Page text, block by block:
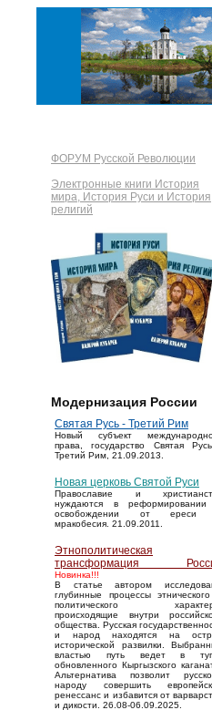
ФОРУМ Русской Революции
Электронные книги История
мира, История Руси и История
религий
Модернизация России
Святая Русь - Третий Рим
Новый субъект
права, государство Святая
Третий Рим, 21.09.2013.
Новая церковь Святой Руси
Православие и
нуждаются в
освобождении от ереси
мракобесия. 21.09.2011.
Этнополитическая
трансформация
Новинка!!!
В статье автором
глубинные процессы
политического
происходящие внутри
общества. Русская
и народ находятся на
исторической развилки.
властью путь ведет в
обновленного Кыргызского
Альтернатива позволит
народу совершить
ренессанс и избавится от
и дикости. 26.08-06.09.2025.